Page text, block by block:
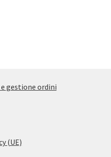
gestione ordini
(UE)